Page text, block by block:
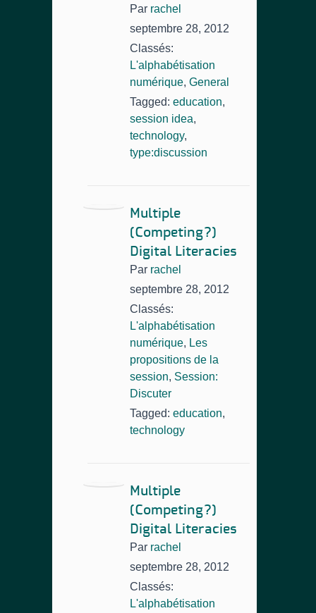
Par rachel
septembre 28, 2012
Classés:
L'alphabétisation
numérique, General
Tagged: education,
session idea,
technology,
type:discussion
Multiple
(Competing?)
Digital Literacies
Par rachel
septembre 28, 2012
Classés:
L'alphabétisation
numérique, Les
propositions de la
session, Session:
Discuter
Tagged: education,
technology
Multiple
(Competing?)
Digital Literacies
Par rachel
septembre 28, 2012
Classés:
L'alphabétisation